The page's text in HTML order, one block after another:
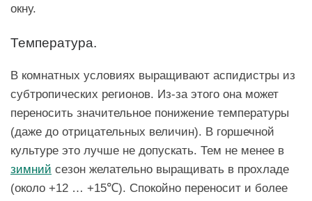
окну.
Температура.
В комнатных условиях выращивают аспидистры из
субтропических регионов. Из-за этого она может
переносить значительное понижение температуры
(даже до отрицательных величин). В горшечной
культуре это лучше не допускать. Тем не менее в
зимний сезон желательно выращивать в прохладе
(около +12 … +15℃). Спокойно переносит и более